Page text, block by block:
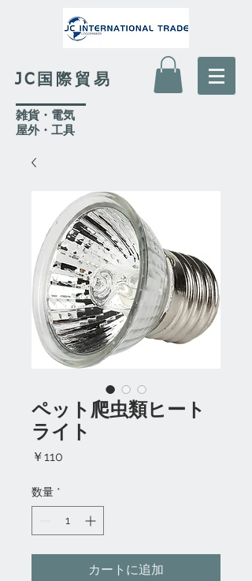
JC国際貿易
​雑貨・電気
​屋外・工具
ペット爬虫類ヒート
ライト
￥110
数量 *
カートに追加